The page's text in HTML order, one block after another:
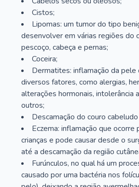
Cistos;
Lipomas: um tumor do tipo
desenvolver em várias regiões do
pescoço, cabeça e pernas;
Coceira;
Dermatites: inflamação da pele
diversos fatores, como alergias,
alterações hormonais, intolerância
outros;
Descamação do couro
Eczema: inflamação que ocorre
crianças e pode causar desde o
até a descamação da região
Furúnculos, no qual há um
causado por uma bactéria nos